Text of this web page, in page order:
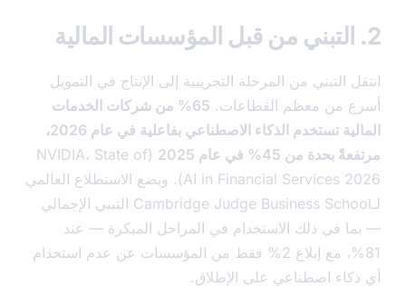
التبني من المرحلة التجريبية إلى الإنتاج في التمويل
من معظم القطاعات.
65% من شركات الخدمات
المالية تستخدم الذكاء الاصطناعي بفاعلية في عام 2026،
من 45% في عام 2025
(NVIDIA، State of
AI in Financial Services 2026). ويضع الاستطلاع العالمي
لـCambridge Judge Business School التبني الإجمالي
في ذلك الاستخدام في المراحل المبكرة — عند
81%، مع إبلاغ 2% فقط من المؤسسات عن عدم استخدام
اصطناعي على الإطلاق.